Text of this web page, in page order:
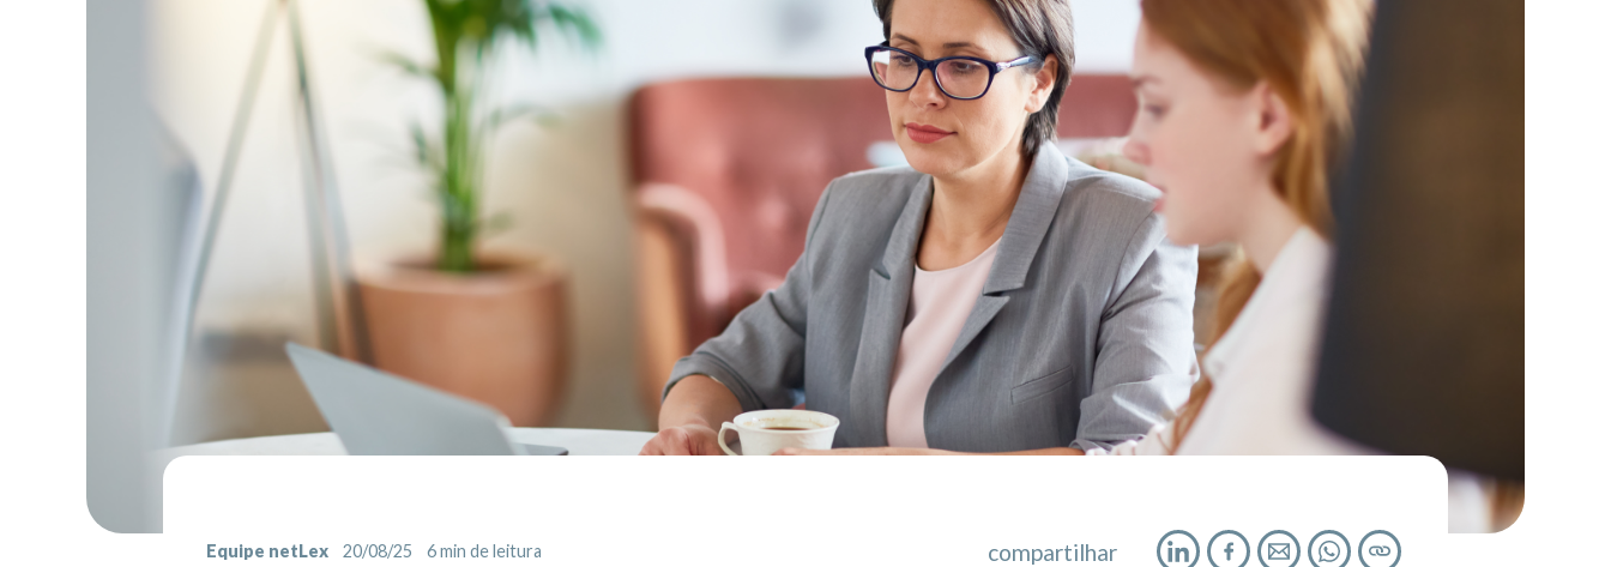
Equipe netLex 20/08/25 6min de leitura compartilhar